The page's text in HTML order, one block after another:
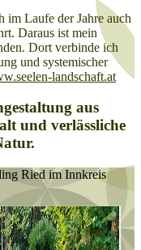
im Laufe der Jahre auch
Daraus ist mein
Dort verbinde ich
und systemischer
landschaft.at
aus
und verlässliche
Ried im Innkreis